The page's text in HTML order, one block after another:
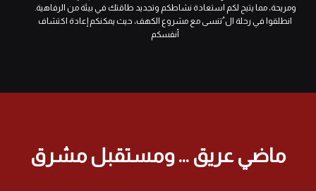
ومريحة، مما يتيح لكم استعادة نشاطكم وتجديد طاقتك في بيئة من الرفاهية.
انطلقوا في رحلة ال ُتنسى مع مشروع الكهف، حيث يمكنكم إعادة اكتشاف
أنفسكم
ماضي عريق ... ومستقبل مشرق